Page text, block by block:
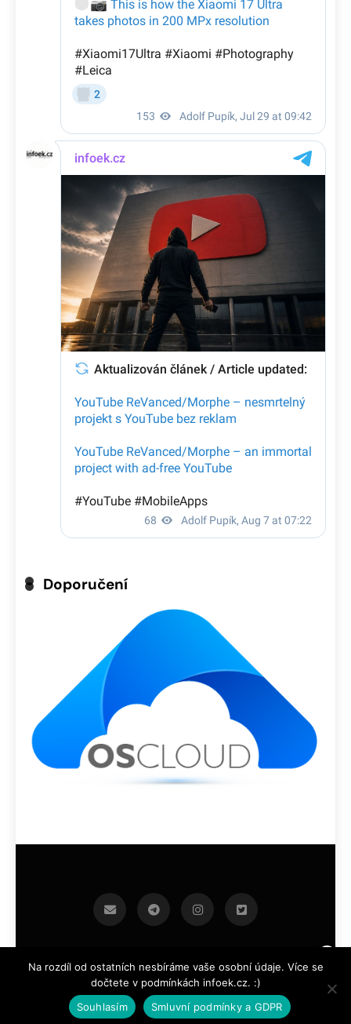
Doporučení
infoek.cz 2026.Developed By BlazeThemes .
Na rozdíl od ostatních nesbíráme vaše osobní údaje. Více se
dočtete v podmínkách infoek.cz. :)
Souhlasím
Smluvní podmínky a GDPR